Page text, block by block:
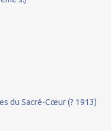
du Sacré-Cœur (? 1913)